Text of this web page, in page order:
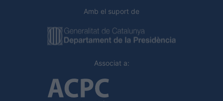
Amb el suport de
Associat a: